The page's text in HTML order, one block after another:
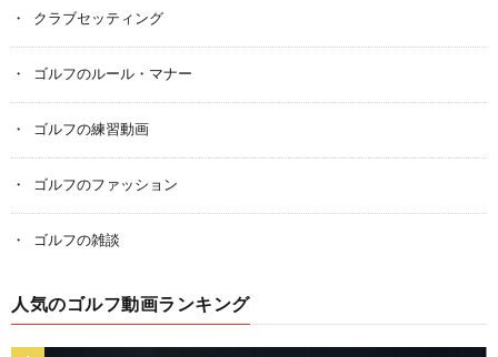
クラブセッティング
ゴルフのルール・マナー
ゴルフの練習動画
ゴルフのファッション
ゴルフの雑談
人気のゴルフ動画ランキング